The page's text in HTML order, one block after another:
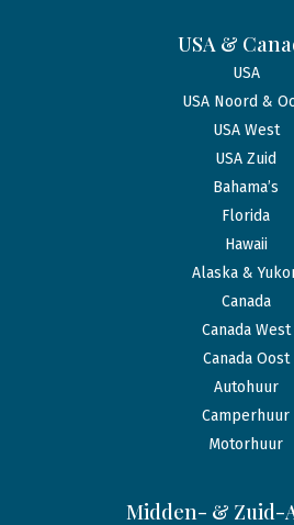
USA &
USA
USA Noord &
USA West
USA Zuid
Bahama’s
Florida
Hawaii
Alaska &
Canada
Canada West
Canada Oost
Autohuur
Camperhuur
Motorhuur
Midden- & Zuid-